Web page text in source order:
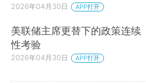
2026年04月30日 APP打开
美联储主席更替下的政策连续
性考验
2026年04月30日 APP打开